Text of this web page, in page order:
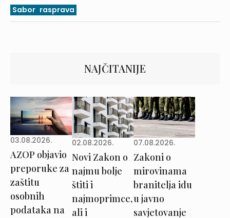
Sabor rasprava
NAJČITANIJE
03.08.2026.
AZOP objavio
preporuke za
zaštitu
osobnih
podataka na
02.08.2026.
Novi Zakon o
najmu bolje
štiti i
najmoprimce,
ali i
07.08.2026.
Zakoni o
mirovinama
branitelja idu
u javno
savjetovanje